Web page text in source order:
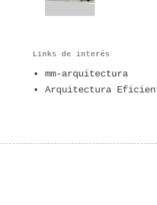
Links de interés
mm-arquitectura
Arquitectura